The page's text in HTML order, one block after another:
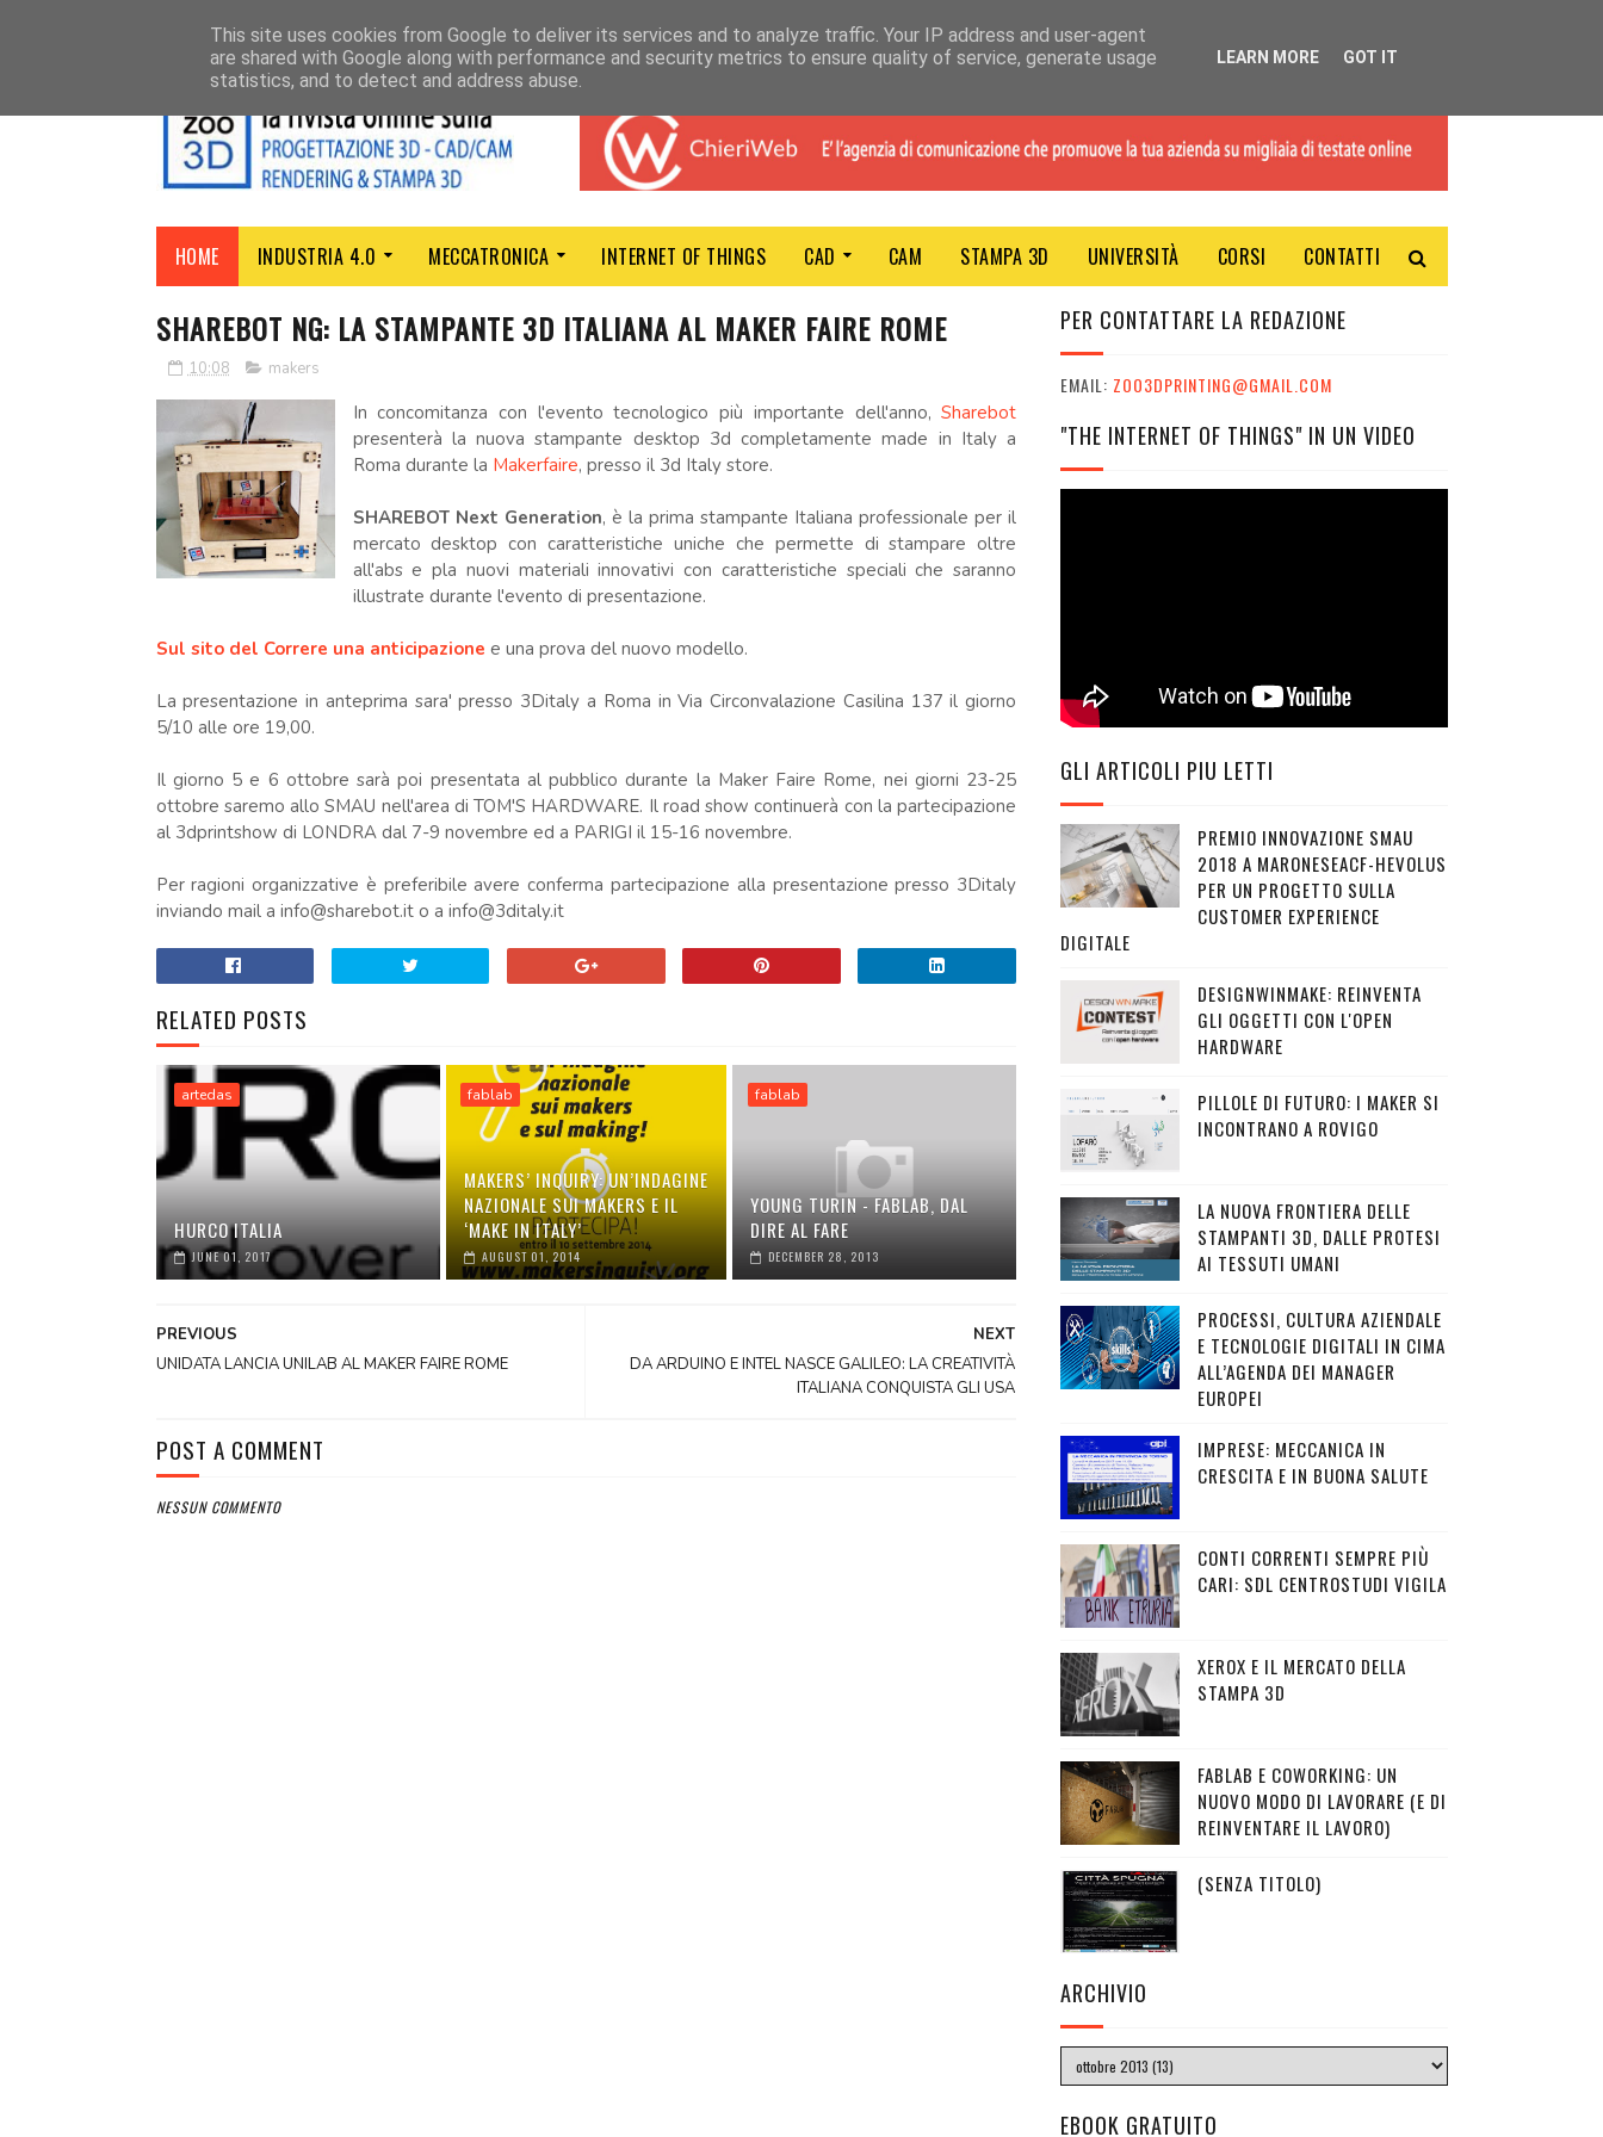
CONTATTI
HOME INDUSTRIA 4.0 MECCATRONICA INTERNET OF THINGS CAD CAM STAMPA 3D UNIVERSITÀ CORSI CONTATTI
SHAREBOT NG: LA STAMPANTE 3D ITALIANA AL MAKER FAIRE ROME
10:08 makers
In concomitanza con l'evento tecnologico più importante dell'anno,Sharebot
presenterà la nuova stampante desktop 3d completamente made in Italy a
Roma durante la Makerfaire, presso il 3d Italy store.
SHAREBOT Next Generation, è la prima stampante Italiana professionale per il
mercato desktop con caratteristiche uniche che permette di stampare oltre
all'abs e pla nuovi materiali innovativi con caratteristiche speciali che saranno
illustrate durante l'evento di presentazione.
Sul sito del Correre una anticipazione e una prova del nuovo modello.
La presentazione in anteprima sara' presso 3Ditaly a Roma in Via Circonvalazione Casilina 137 il giorno
5/10 alle ore 19,00.
Il giorno 5 e 6 ottobre sarà poi presentata al pubblico durante la Maker Faire Rome, nei giorni 23-25
ottobre saremo allo SMAU nell'area di TOM'S HARDWARE. Il road show continuerà con la partecipazione
al 3dprintshow di LONDRA dal 7-9 novembre ed a PARIGI il 15-16 novembre.
Per ragioni organizzative è preferibile avere conferma partecipazione alla presentazione presso 3Ditaly
inviando mail a info@sharebot.it o a info@3ditaly.it
RELATED POSTS
artedas
HURCO ITALIA
JUNE 01, 2017
fablab
MAKERS’ INQUIRY: UN’INDAGINE
NAZIONALE SUI MAKERS E IL
‘MAKE IN ITALY’
AUGUST 01, 2014
fablab
YOUNG TURIN - FABLAB, DAL
DIRE AL FARE
DECEMBER 28, 2013
NEXT
DA ARDUINO E INTEL NASCE GALILEO: LA CREATIVITÀ
ITALIANA CONQUISTA GLI USA
PREVIOUS
UNIDATA LANCIA UNILAB AL MAKER FAIRE ROME
POST A COMMENT
NESSUN COMMENTO
PER CONTATTARE LA REDAZIONE
EMAIL: ZOO3DPRINTING@GMAIL.COM
"THE INTERNET OF THINGS" IN UN VIDEO
GLI ARTICOLI PIU LETTI
PREMIO INNOVAZIONE SMAU
2018 A MARONESEACF-HEVOLUS
PER UN PROGETTO SULLA
CUSTOMER EXPERIENCE
DIGITALE
DESIGNWINMAKE: REINVENTA
GLI OGGETTI CON L'OPEN
HARDWARE
PILLOLE DI FUTURO: I MAKER SI
INCONTRANO A ROVIGO
LA NUOVA FRONTIERA DELLE
STAMPANTI 3D, DALLE PROTESI
AI TESSUTI UMANI
PROCESSI, CULTURA AZIENDALE
E TECNOLOGIE DIGITALI IN CIMA
ALL’AGENDA DEI MANAGER
EUROPEI
IMPRESE: MECCANICA IN
CRESCITA E IN BUONA SALUTE
CONTI CORRENTI SEMPRE PIÙ
CARI: SDL CENTROSTUDI VIGILA
XEROX E IL MERCATO DELLA
STAMPA 3D
FABLAB E COWORKING: UN
NUOVO MODO DI LAVORARE (E DI
REINVENTARE IL LAVORO)
(SENZA TITOLO)
ARCHIVIO
EBOOK GRATUITO
This site uses cookies from Google to deliver its services and to analyze traffic. Your IP address and user-agent
are shared with Google along with performance and security metrics to ensure quality of service, generate usage
statistics, and to detect and address abuse.
LEARN MORE GOT IT